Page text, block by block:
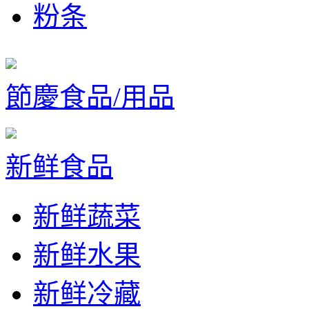
粉条
節慶食品/用品
新鲜食品
新鲜蔬菜
新鲜水果
新鲜冷藏